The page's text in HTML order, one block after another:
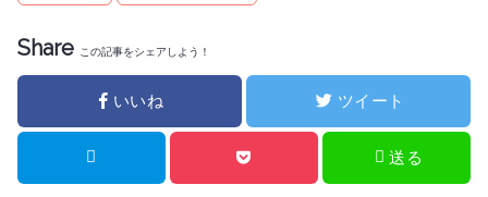
Share この記事をシェアしよう！
いいね ツイート
送る